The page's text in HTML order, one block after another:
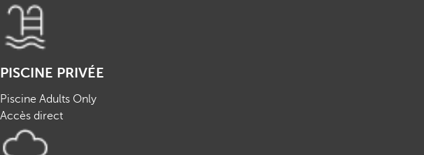
PISCINE PRIVÉE
Piscine Adults Only
Accès direct